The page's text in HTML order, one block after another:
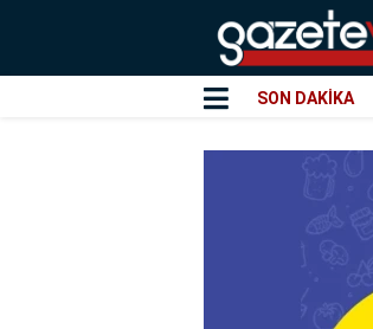
SON DAKİKA